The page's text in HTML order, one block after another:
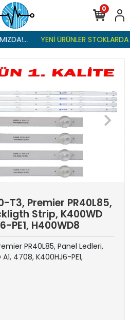
YENİ ÜRÜNLER STOKLARDA
0
T3, Premier PR40L85,
Strip, K400WD
PE1, H400WD8
PR40L85, Panel Ledleri,
4708, K400HJ6-PE1,